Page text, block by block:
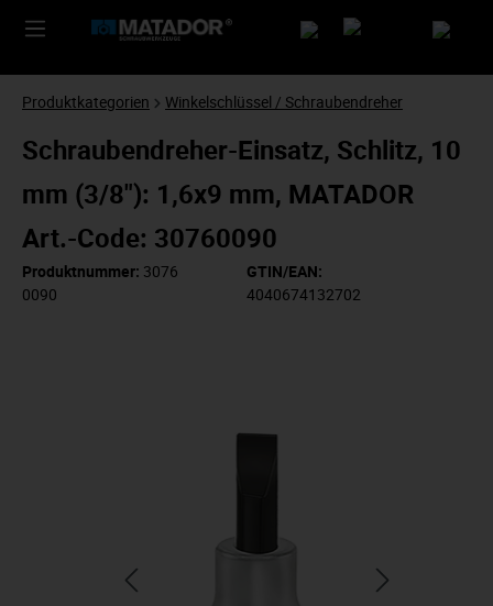
Produktkategorien Winkelschlüssel / Schraubendreher
Schraubendreher-Einsatz, Schlitz, 10
mm (3/8"): 1,6x9 mm, MATADOR
Art.-Code: 30760090
Produktnummer: 3076
0090
GTIN/EAN:
4040674132702